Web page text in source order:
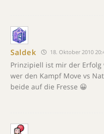
Saldek 18. Oktober 2010
Prinzipiell ist mir der Erfolg
wer den Kampf Move vs
beide auf die Fresse 😀